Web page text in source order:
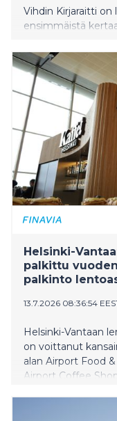
Vihdin Kirjaraitti on
ensimmäistä
Ensimmäisen
Monika
sukututkija Torsti
Kirjaraitin iltaklubilla
Vilkkumaa – yksi
poptähdistä –
kertoo myös
romaanistaan
elämän
Helsinki-
palkittu
palkinto
13.7.2026 08:36:54
Helsinki-Vantaan
on voittanut
alan Airport Food
Airport Coffee
lentoaseman